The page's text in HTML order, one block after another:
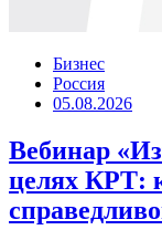
Бизнес
Россия
05.08.2026
Вебинар
целях КРТ: